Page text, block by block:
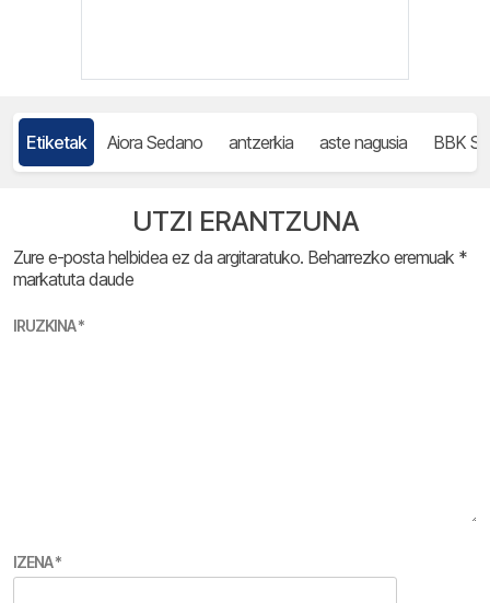
Etiketak Aiora Sedano antzerkia aste nagusia BBK
UTZI ERANTZUNA
Zure e-posta helbidea ez da argitaratuko. Beharrezko eremuak *
markatuta daude
IRUZKINA*
IZENA*